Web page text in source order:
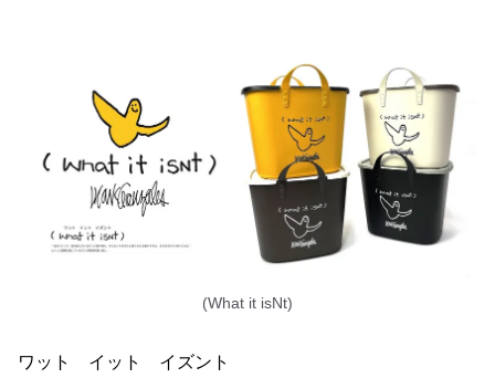
(What it isNt)
ワット イット イズント